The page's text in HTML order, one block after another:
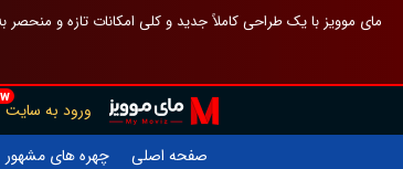
مای موویز با یک طراحی کاملاً جدید و کلی امکانات تازه و
ورود به سایت
صفحه اصلی
چهره های مشهور